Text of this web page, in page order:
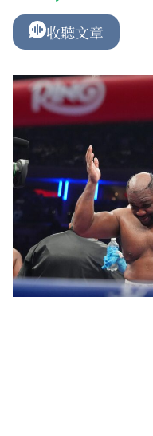
收聽文章